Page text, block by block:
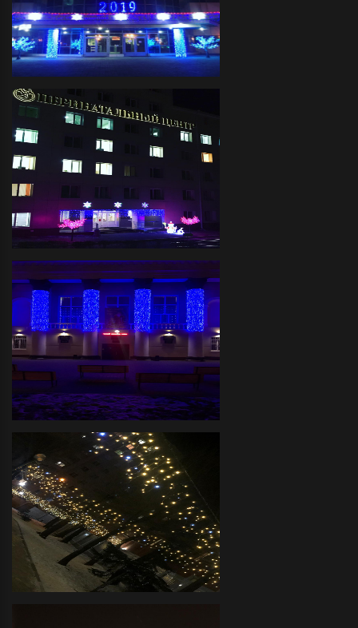
Завод "Балтика"- Декоративное
праздничное оформление фасада
светодиодной иллюминацией и
украшение светодиодными
деревьями
Перинатальный Центр-
декоративное праздничное
оформление фасада
светодиодной иллюминацией,
украшение объемными фигурами и
светодиодными деревьями
Дом Культуры - Декоративное
оформление фасада
светодиодной иллюминацией